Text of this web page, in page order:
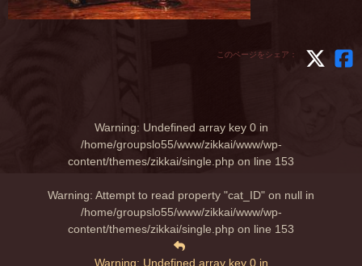
このページをシェア：
Warning: Undefined array key 0 in
/home/groupslo55/www/zikkai/www/wp-
content/themes/zikkai/single.php on line 153
Warning: Attempt to read property "cat_ID" on null in
/home/groupslo55/www/zikkai/www/wp-
content/themes/zikkai/single.php on line 153
Warning: Undefined array key 0 in